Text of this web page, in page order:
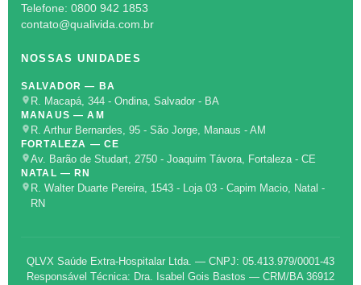
Telefone: 0800 942 1853
contato@qualivida.com.br
NOSSAS UNIDADES
SALVADOR — BA
R. Macapá, 344 - Ondina, Salvador - BA
MANAUS — AM
R. Arthur Bernardes, 95 - São Jorge, Manaus - AM
FORTALEZA — CE
Av. Barão de Studart, 2750 - Joaquim Távora, Fortaleza - CE
NATAL — RN
R. Walter Duarte Pereira, 1543 - Loja 03 - Capim Macio, Natal -
RN
QLVX Saúde Extra-Hospitalar Ltda. — CNPJ: 05.413.979/0001-43
Responsável Técnica: Dra. Isabel Gois Bastos — CRM/BA 36912